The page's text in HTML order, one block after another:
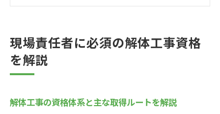
現場責任者を目指す解体工事資格取得の流
れ
解体工事現場で担う責任者の基本的な役割
現場責任者に必須の解体工事資格
を解説
解体工事の資格体系と主な取得ルートを解説